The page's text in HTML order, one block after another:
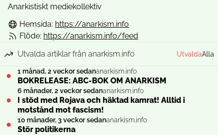
Anarkistiskt mediekollektiv
Hemsida: https://anarkism.info
Flöde: https://anarkism.info/feed
Utvalda artiklar från anarkism.info
UtvaldaAlla
1 månad, 2 veckor sedananarkism.info
BOKRELEASE: ABC-BOK OM ANARKISM
6 månader, 2 veckor sedananarkism.info
I stöd med Rojava och häktad kamrat! Alltid i
motstånd mot fascism!
10 månader, 3 veckor sedananarkism.info
Stör politikerna